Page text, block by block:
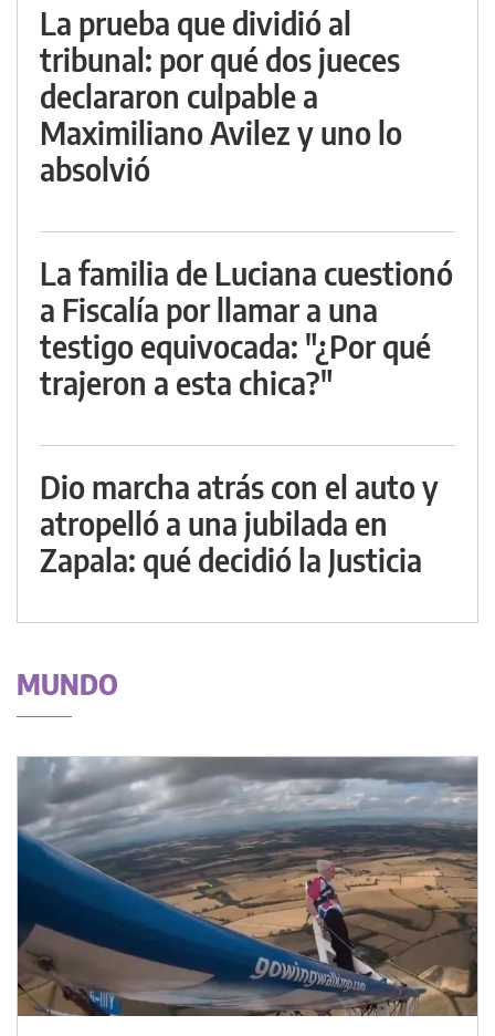
La prueba que dividió al
tribunal: por qué dos jueces
declararon culpable a
Maximiliano Avilez y uno lo
absolvió
La familia de Luciana cuestionó
a Fiscalía por llamar a una
testigo equivocada: "¿Por qué
trajeron a esta chica?"
Dio marcha atrás con el auto y
atropelló a una jubilada en
Zapala: qué decidió la Justicia
MUNDO